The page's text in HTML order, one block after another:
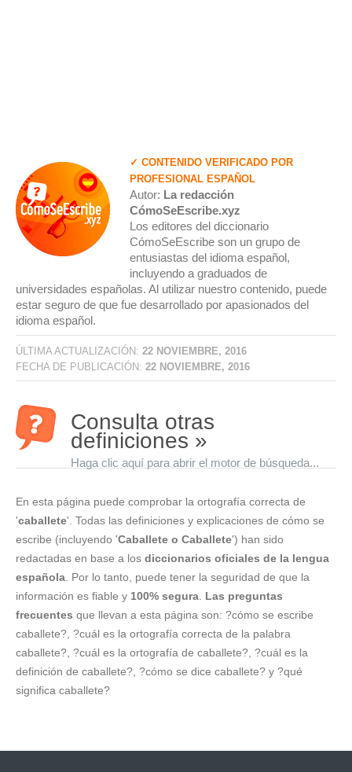
✓ CONTENIDO VERIFICADO POR
PROFESIONAL ESPAÑOL
Autor: La redacción
CómoSeEscribe.xyz
Los editores del diccionario
CómoSeEscribe son un grupo de
entusiastas del idioma español,
incluyendo a graduados de
universidades españolas. Al utilizar nuestro contenido, puede
estar seguro de que fue desarrollado por apasionados del
idioma español.
ÚLTIMA ACTUALIZACIÓN: 22 NOVIEMBRE, 2016
FECHA DE PUBLICACIÓN: 22 NOVIEMBRE, 2016
Consulta otras
definiciones »
Haga clic aquí para abrir el motor de búsqueda...
En esta página puede comprobar la ortografía correcta de
'caballete'. Todas las definiciones y explicaciones de cómo se
escribe (incluyendo 'Caballete o Caballete') han sido
redactadas en base a los diccionarios oficiales de la lengua
española . Por lo tanto, puede tener la seguridad de que la
información es fiable y 100% segura Las preguntas
frecuentes que llevan a esta página son: ?cómo se escribe
caballete?, ?cuál es la ortografía correcta de la palabra
caballete?, ?cuál es la ortografía de caballete?, ?cuál es la
definición de caballete?, ?cómo se dice caballete? y ?qué
significa caballete?